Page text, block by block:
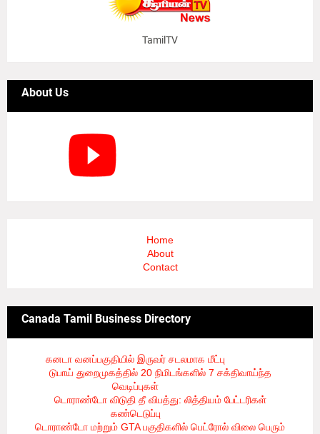
TamilTV
About Us
Home
About
Contact
Canada Tamil Business Directory
கனடா வனப்பகுதியில் இருவர் சடலமாக மீட்பு
டுபாய் துறைமுகத்தில் 20 நிமிடங்களில் 7 சக்திவாய்ந்த
வெடிப்புகள்
டொராண்டோ விடுதி தீ விபத்து: லித்தியம் பேட்டரிகள்
கண்டெடுப்பு
டொராண்டோ மற்றும் GTA பகுதிகளில் பெட்ரோல் விலை பெரும்